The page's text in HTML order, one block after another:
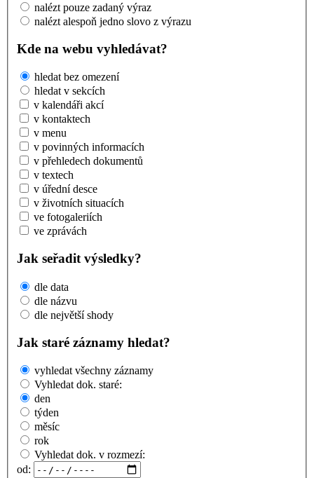
nalézt pouze zadaný výraz
nalézt alespoň jedno slovo z výrazu
Kde na webu vyhledávat?
hledat bez omezení
hledat v sekcích
v kalendáři akcí
v kontaktech
v menu
v povinných informacích
v přehledech dokumentů
v textech
v úřední desce
v životních situacích
ve fotogaleriích
ve zprávách
Jak seřadit výsledky?
dle data
dle názvu
dle největší shody
Jak staré záznamy hledat?
vyhledat všechny záznamy
Vyhledat dok. staré:
den
týden
měsíc
rok
Vyhledat dok. v rozmezí:
od: